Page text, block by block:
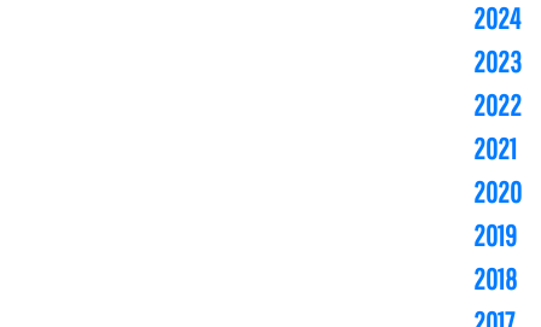
2024
2023
2022
2021
2020
2019
2018